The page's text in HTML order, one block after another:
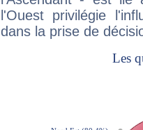
l'Ouest privilégie
dans la prise de